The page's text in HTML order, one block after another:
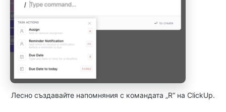
Лесно създавайте напомняния с командата „R“ на ClickUp.